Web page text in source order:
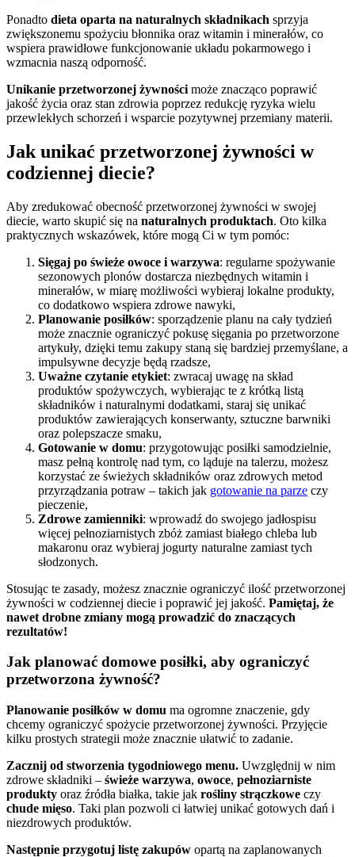
Ponadto dieta oparta na naturalnych składnikach sprzyja
zwiększonemu spożyciu błonnika oraz witamin i minerałów, co
wspiera prawidłowe funkcjonowanie układu pokarmowego i
wzmacnia naszą odporność.
Unikanie przetworzonej żywności może znacząco poprawić
jakość życia oraz stan zdrowia poprzez redukcję ryzyka wielu
przewlekłych schorzeń i wsparcie pozytywnej przemiany materii.
Jak unikać przetworzonej żywności w
codziennej diecie?
Aby zredukować obecność przetworzonej żywności w swojej
diecie, warto skupić się na naturalnych produktach. Oto kilka
praktycznych wskazówek, które mogą Ci w tym pomóc:
Sięgaj po świeże owoce i warzywa: regularne spożywanie
sezonowych plonów dostarcza niezbędnych witamin i
minerałów, w miarę możliwości wybieraj lokalne produkty,
co dodatkowo wspiera zdrowe nawyki,
Planowanie posiłków: sporządzenie planu na cały tydzień
może znacznie ograniczyć pokusę sięgania po przetworzone
artykuły, dzięki temu zakupy staną się bardziej przemyślane, a
impulsywne decyzje będą rzadsze,
Uważne czytanie etykiet: zwracaj uwagę na skład
produktów spożywczych, wybierając te z krótką listą
składników i naturalnymi dodatkami, staraj się unikać
produktów zawierających konserwanty, sztuczne barwniki
oraz polepszacze smaku,
Gotowanie w domu: przygotowując posiłki samodzielnie,
masz pełną kontrolę nad tym, co ląduje na talerzu, możesz
korzystać ze świeżych składników oraz zdrowych metod
przyrządzania potraw – takich jak gotowanie na parze czy
pieczenie,
Zdrowe zamienniki: wprowadź do swojego jadłospisu
więcej pełnoziarnistych zbóż zamiast białego chleba lub
makaronu oraz wybieraj jogurty naturalne zamiast tych
słodzonych.
Stosując te zasady, możesz znacznie ograniczyć ilość przetworzonej
żywności w codziennej diecie i poprawić jej jakość. Pamiętaj, że
nawet drobne zmiany mogą prowadzić do znaczących
rezultatów!
Jak planować domowe posiłki, aby ograniczyć
przetworzona żywność?
Planowanie posiłków w domu ma ogromne znaczenie, gdy
chcemy ograniczyć spożycie przetworzonej żywności. Przyjęcie
kilku prostych strategii może znacznie ułatwić to zadanie.
Zacznij od stworzenia tygodniowego menu. Uwzględnij w nim
zdrowe składniki – świeże warzywa, owoce, pełnoziarniste
produkty oraz źródła białka, takie jak rośliny strączkowe czy
chude mięso. Taki plan pozwoli ci łatwiej unikać gotowych dań i
niezdrowych produktów.
Następnie przygotuj listę zakupów opartą na zaplanowanych